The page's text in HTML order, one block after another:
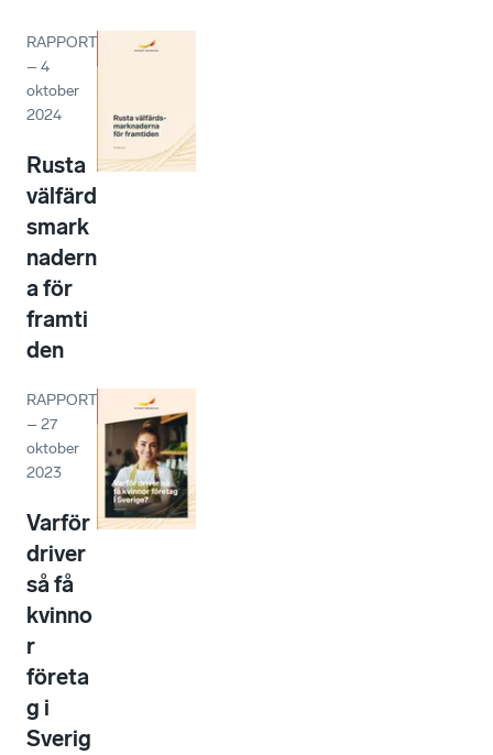
RAPPORT
–4
oktober
2024
Rusta
välfärd
smark
nadern
a för
framti
den
RAPPORT
–27
oktober
2023
Varför
driver
så få
kvinno
r
företa
g i
Sverig